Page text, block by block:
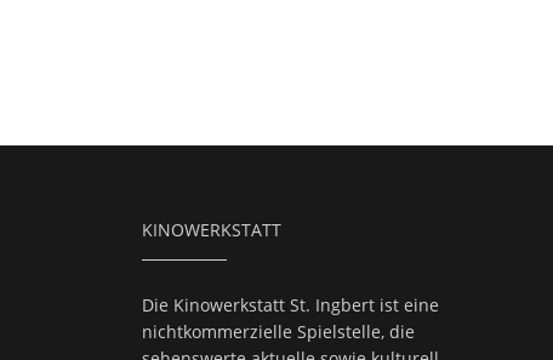
KINOWERKSTATT
Die Kinowerkstatt St. Ingbert ist eine
nichtkommerzielle Spielstelle, die